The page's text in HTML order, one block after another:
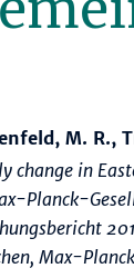
M. R.,
change in
Planck-
Max-